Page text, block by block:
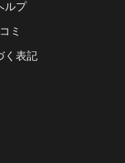
ルプ
ミ
く表記